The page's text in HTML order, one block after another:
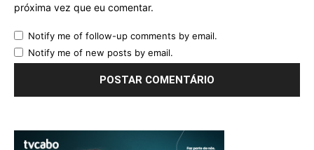
próxima vez que eu comentar.
Notify me of follow-up comments by email.
Notify me of new posts by email.